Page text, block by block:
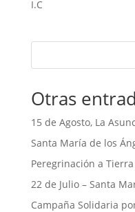
I.C
Otras
15 de Agosto, La
Santa María de los
Peregrinación a
22 de Julio – Santa
Campaña Solidaria